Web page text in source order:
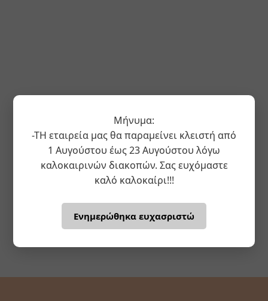
Μήνυμα:
-ΤΗ εταιρεία μας θα παραμείνει κλειστή από
1 Αυγούστου έως 23 Αυγούστου λόγω
καλοκαιρινών διακοπών. Σας ευχόμαστε
καλό καλοκαίρι!!!
Ενημερώθηκα ευχασριστώ